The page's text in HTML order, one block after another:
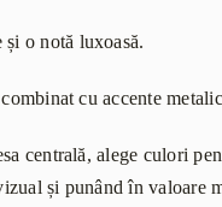
și o notă luxoasă.
cu accente
centrală, alege culori
și punând în valoare